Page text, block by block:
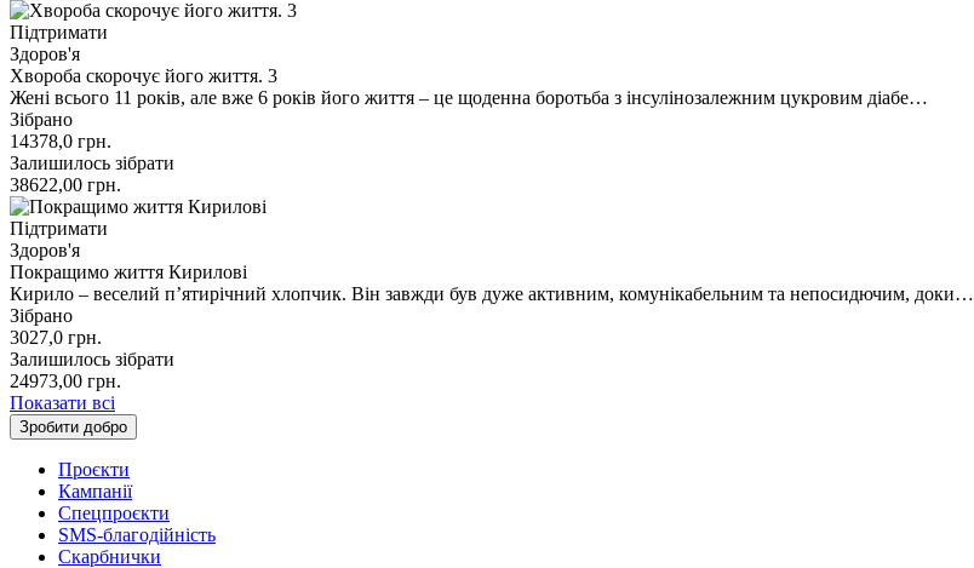
Підтримати
Здоров'я
Хвороба скорочує його життя. 3
Жені всього 11 років, але вже 6 років його життя – це щоденна боротьба з інсулінозалежним цукровим діабе…
Зібрано
14378,0 грн.
Залишилось зібрати
38622,00 грн.
Підтримати
Здоров'я
Покращимо життя Кирилові
Кирило – веселий пʼятирічний хлопчик. Він завжди був дуже активним, комунікабельним та непосидючим, доки…
Зібрано
3027,0 грн.
Залишилось зібрати
24973,00 грн.
Показати всі
Зробити добро
Проєкти
Кампанії
Спецпроєкти
SMS-благодійність
Скарбнички